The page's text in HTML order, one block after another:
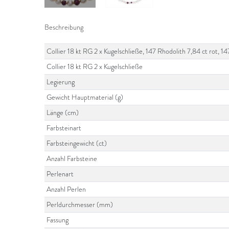
Beschreibung
Collier 18 kt RG 2 x Kugelschließe, 147 Rhodolith 7,84 ct rot,
Collier 18 kt RG 2 x Kugelschließe
Legierung
Gewicht Hauptmaterial (g)
Länge (cm)
Farbsteinart
Farbsteingewicht (ct)
Anzahl Farbsteine
Perlenart
Anzahl Perlen
Perldurchmesser (mm)
Fassung